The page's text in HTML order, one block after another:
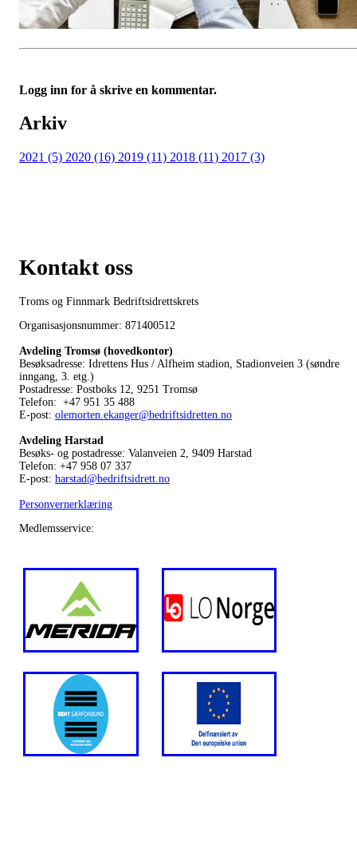
Logg inn for å skrive en kommentar.
Arkiv
2021 (5) 2020 (16) 2019 (11) 2018 (11) 2017 (3)
Kontakt oss
Troms og Finnmark Bedriftsidrettskrets
Organisasjonsnummer: 871400512
Avdeling Tromsø (hovedkontor)
Besøksadresse: Idrettens Hus / Alfheim stadion, Stadionveien 3 (søndre
inngang, 3. etg.)
Postadresse: Postboks 12, 9251 Tromsø
Telefon: +47 951 35 488
E-post: olemorten.ekanger@bedriftsidretten.no
Avdeling Harstad
Besøks- og postadresse: Valanveien 2, 9409 Harstad
Telefon: +47 958 07 337
E-post: harstad@bedriftsidrett.no
Personvernerklæring
Medlemsservice: